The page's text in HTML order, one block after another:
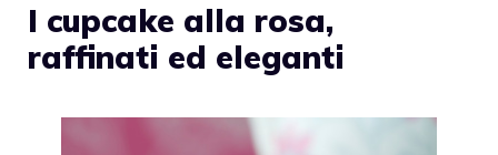
I cupcake alla rosa,
raffinati ed eleganti